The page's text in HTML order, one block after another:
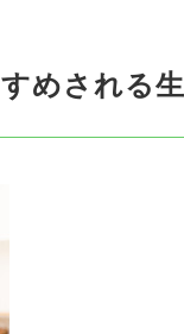
めされる